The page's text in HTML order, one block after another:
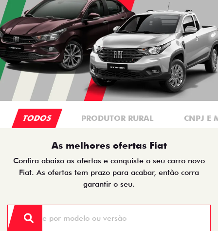
TODOS PRODUTOR RURAL CNPJ E
As melhores ofertas Fiat
Confira abaixo as ofertas e conquiste o seu carro novo
Fiat. As ofertas tem prazo para acabar, então corra
garantir o seu.